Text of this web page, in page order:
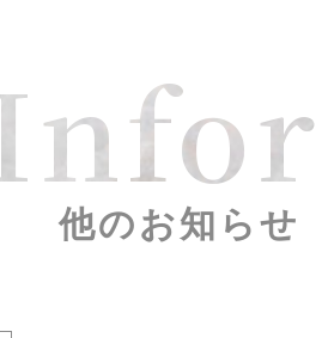
他のお知らせ